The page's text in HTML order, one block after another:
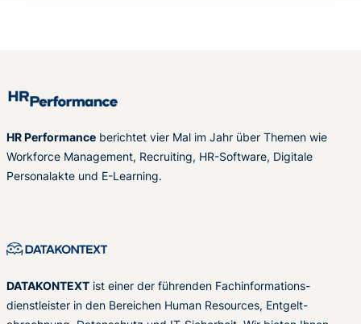
HR Performance berichtet vier Mal im Jahr über Themen wie
Workforce Management, Recruiting, HR-Software, Digitale
Personalakte und E-Learning.
DATAKONTEXT ist einer der führenden Fachinformations-
dienstleister in den Bereichen Human Resources, Entgelt-